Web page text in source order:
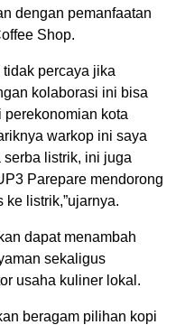
dengan pemanfaatan
Shop.
percaya jika
kolaborasi ini bisa
perekonomian kota
warkop ini saya
listrik, ini juga
Parepare mendorong
listrik,”ujarnya.
dapat menambah
sekaligus
usaha kuliner lokal.
beragam pilihan kopi